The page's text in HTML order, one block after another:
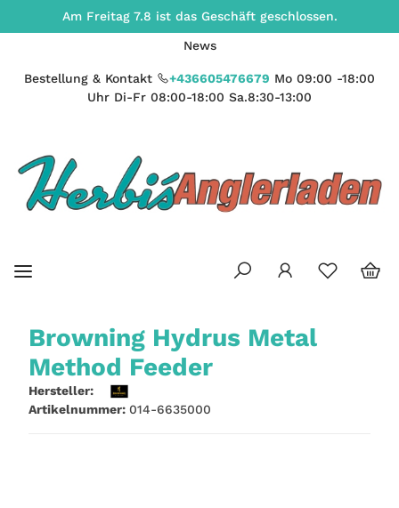
Am Freitag 7.8 ist das Geschäft geschlossen.
News
Bestellung & Kontakt +436605476679 Mo 09:00 -18:00
Uhr Di-Fr 08:00-18:00 Sa.8:30-13:00
Browning Hydrus Metal
Method Feeder
Hersteller:
Artikelnummer: 014-6635000